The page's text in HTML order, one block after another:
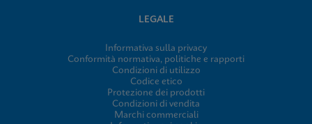
LEGALE
Informativa sulla privacy
Conformità normativa, politiche e rapporti
Condizioni di utilizzo
Codice etico
Protezione dei prodotti
Condizioni di vendita
Marchi commerciali